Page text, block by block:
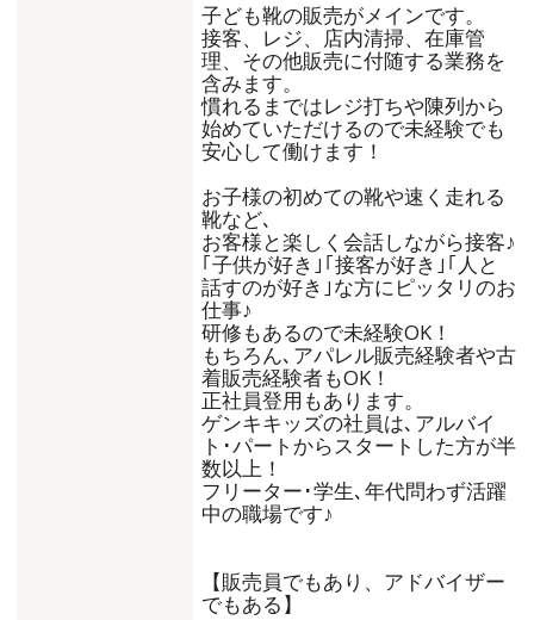
子ども靴の販売がメインです。
接客、レジ、店内清掃、在庫管
理、その他販売に付随する業務を
含みます。
慣れるまではレジ打ちや陳列から
始めていただけるので未経験でも
安心して働けます！
お子様の初めての靴や速く走れる
靴など､
お客様と楽しく会話しながら接客♪
｢子供が好き｣｢接客が好き｣｢人と
話すのが好き｣な方にピッタリのお
仕事♪
研修もあるので未経験OK！
もちろん､アパレル販売経験者や古
着販売経験者もOK！
正社員登用もあります。
ゲンキキッズの社員は､アルバイ
ト･パートからスタートした方が半
数以上！
フリーター･学生､年代問わず活躍
中の職場です♪
【販売員でもあり、アドバイザー
でもある】